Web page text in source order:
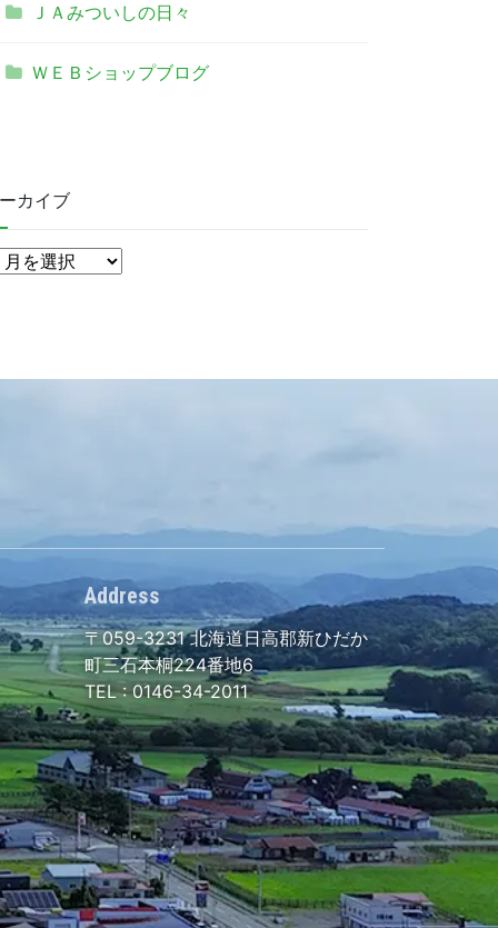
ＪＡみついしの日々
ＷＥＢショップブログ
カイブ
Address
〒059-3231北海道日高郡新ひだか
町三石本桐224番地6
TEL :0146-34-2011